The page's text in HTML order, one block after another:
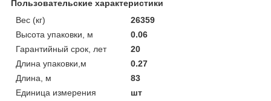
Пользовательские характеристики
Вес (кг)
26359
Высота упаковки, м
0.06
Гарантийный срок, лет
20
Длина упаковки,м
0.27
Длина, м
83
Единица измерения
шт